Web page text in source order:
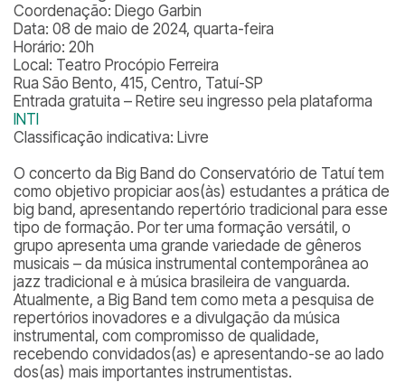
Coordenação: Diego Garbin
Data: 08 de maio de 2024, quarta-feira
Horário: 20h
Local: Teatro Procópio Ferreira
Rua São Bento, 415, Centro, Tatuí-SP
Entrada gratuita – Retire seu ingresso pela plataforma
INTI
Classificação indicativa: Livre
O concerto da Big Band do Conservatório de Tatuí tem
como objetivo propiciar aos(às) estudantes a prática de
big band, apresentando repertório tradicional para esse
tipo de formação. Por ter uma formação versátil, o
grupo apresenta uma grande variedade de gêneros
musicais – da música instrumental contemporânea ao
jazz tradicional e à música brasileira de vanguarda.
Atualmente, a Big Band tem como meta a pesquisa de
repertórios inovadores e a divulgação da música
instrumental, com compromisso de qualidade,
recebendo convidados(as) e apresentando-se ao lado
dos(as) mais importantes instrumentistas.